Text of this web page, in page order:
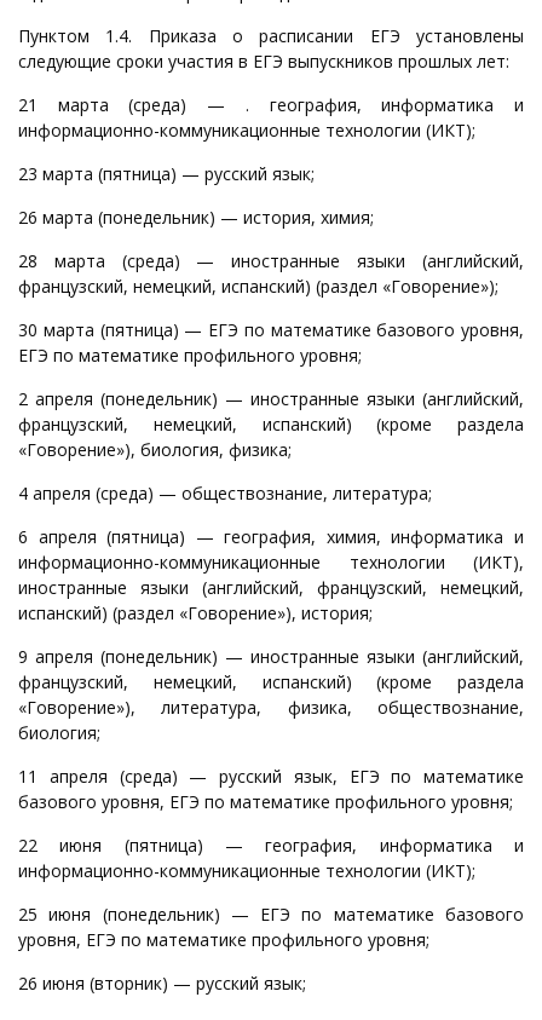
Пунктом 1.4. Приказа о расписании ЕГЭ установлены
следующие сроки участия в ЕГЭ выпускников прошлых лет:
21 марта (среда) — . география, информатика и
информационно­-коммуникационные технологии (ИКТ);
23 марта (пятница) — русский язык;
26 марта (понедельник) — история, химия;
28 марта (среда) — иностранные языки (английский,
французский, немецкий, испанский) (раздел «Говорение»);
30 марта (пятница) — ЕГЭ по математике базового уровня,
ЕГЭ по математике профильного уровня;
2 апреля (понедельник) — иностранные языки (английский,
французский, немецкий, испанский) (кроме раздела
«Говорение»), биология, физика;
4 апреля (среда) — обществознание, литература;
6 апреля (пятница) — география, химия, информатика и
информационно­-коммуникационные технологии (ИКТ),
иностранные языки (английский, французский, немецкий,
испанский) (раздел «Говорение»), история;
9 апреля (понедельник) — иностранные языки (английский,
французский, немецкий, испанский) (кроме раздела
«Говорение»), литература, физика, обществознание,
биология;
11 апреля (среда) — русский язык, ЕГЭ по математике
базового уровня, ЕГЭ по математике профильного уровня;
22 июня (пятница) — география, информатика и
информационно­-коммуникационные технологии (ИКТ);
25 июня (понедельник) — ЕГЭ по математике базового
уровня, ЕГЭ по математике профильного уровня;
26 июня (вторник) — русский язык;